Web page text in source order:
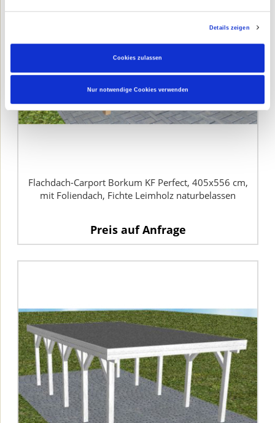
Details zeigen
Cookies zulassen
Nur notwendige Cookies verwenden
Flachdach-Carport Borkum KF Perfect, 405x556 cm,
mit Foliendach, Fichte Leimholz naturbelassen
Preis auf Anfrage